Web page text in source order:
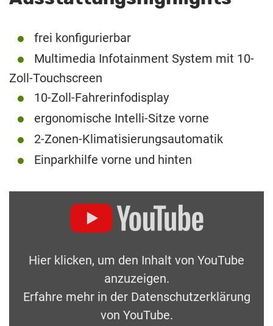
frei konfigurierbar
Multimedia Infotainment System mit 10-
Zoll-Touchscreen
10-Zoll-Fahrerinfodisplay
ergonomische Intelli-Sitze vorne
2-Zonen-Klimatisierungsautomatik
Einparkhilfe vorne und hinten
Hier klicken, um den Inhalt von YouTube
anzuzeigen.
Erfahre mehr in der Datenschutzerklärung
von YouTube.